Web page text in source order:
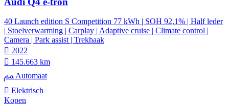
40 Launch edition S Competition 77 kWh | SOH 92,1% | Half leder
| Stoelverwarming | Carplay | Adaptive cruise | Climate control |
Camera | Park assist | Trekhaak
2022
145.663 km
Automaat
Elektrisch
Kopen